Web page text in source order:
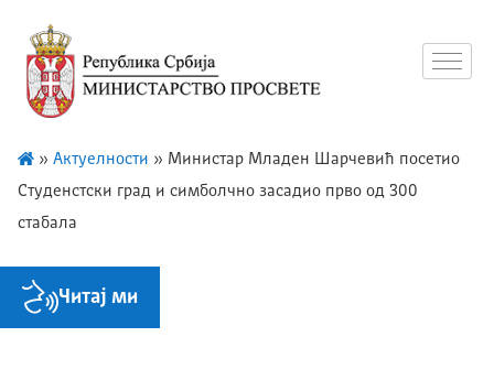
» Актуелности » Министар Младен Шарчевић посетио
Студенстски град и симболчно засадио прво од 300
стабала
Читај ми